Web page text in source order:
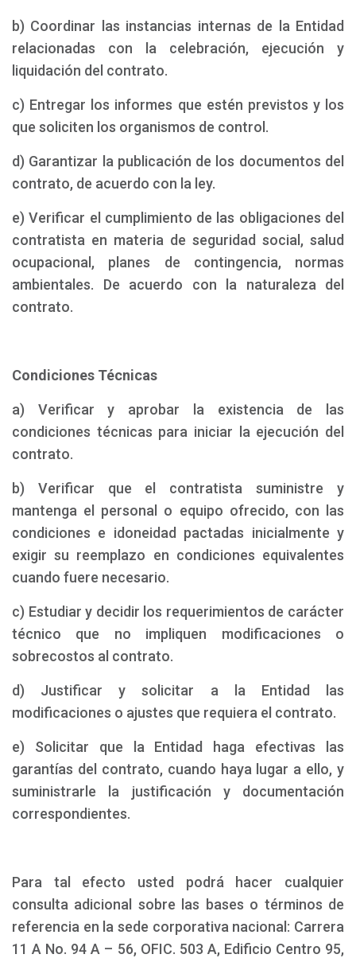
b) Coordinar las instancias internas de la Entidad
relacionadas con la celebración, ejecución y
liquidación del contrato.
c) Entregar los informes que estén previstos y los
que soliciten los organismos de control.
d) Garantizar la publicación de los documentos del
contrato, de acuerdo con la ley.
e) Verificar el cumplimiento de las obligaciones del
contratista en materia de seguridad social, salud
ocupacional, planes de contingencia, normas
ambientales. De acuerdo con la naturaleza del
contrato.
Condiciones Técnicas
a) Verificar y aprobar la existencia de las
condiciones técnicas para iniciar la ejecución del
contrato.
b) Verificar que el contratista suministre y
mantenga el personal o equipo ofrecido, con las
condiciones e idoneidad pactadas inicialmente y
exigir su reemplazo en condiciones equivalentes
cuando fuere necesario.
c) Estudiar y decidir los requerimientos de carácter
técnico que no impliquen modificaciones o
sobrecostos al contrato.
d) Justificar y solicitar a la Entidad las
modificaciones o ajustes que requiera el contrato.
e) Solicitar que la Entidad haga efectivas las
garantías del contrato, cuando haya lugar a ello, y
suministrarle la justificación y documentación
correspondientes.
Para tal efecto usted podrá hacer cualquier
consulta adicional sobre las bases o términos de
referencia en la sede corporativa nacional: Carrera
11 A No. 94 A – 56, OFIC. 503 A, Edificio Centro 95,